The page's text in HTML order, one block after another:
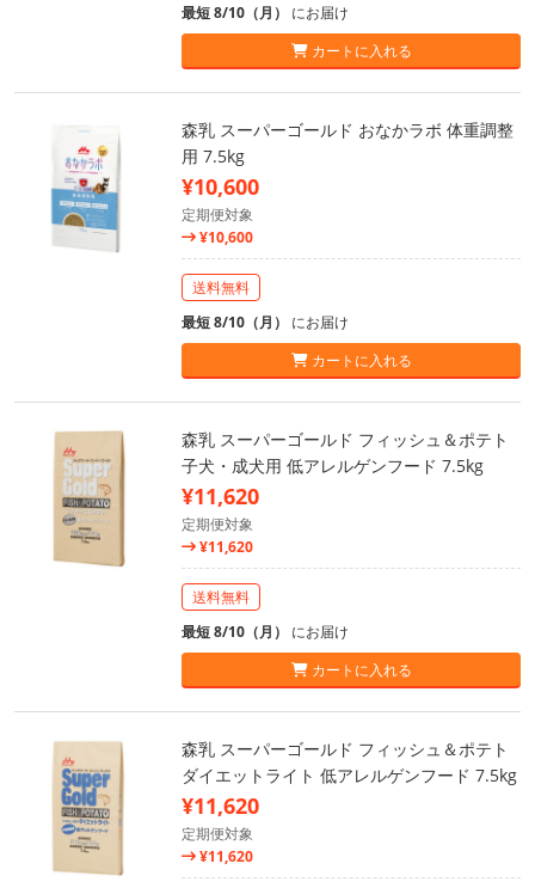
最短 8/10（月） にお届け
カートに入れる
森乳 スーパーゴールド おなかラボ 体重調整
用 7.5kg
¥10,600
定期便対象
¥10,600
送料無料
最短 8/10（月） にお届け
カートに入れる
森乳 スーパーゴールド フィッシュ＆ポテト
子犬・成犬用 低アレルゲンフード 7.5kg
¥11,620
定期便対象
¥11,620
送料無料
最短 8/10（月） にお届け
カートに入れる
森乳 スーパーゴールド フィッシュ＆ポテト
ダイエットライト 低アレルゲンフード 7.5kg
¥11,620
定期便対象
¥11,620